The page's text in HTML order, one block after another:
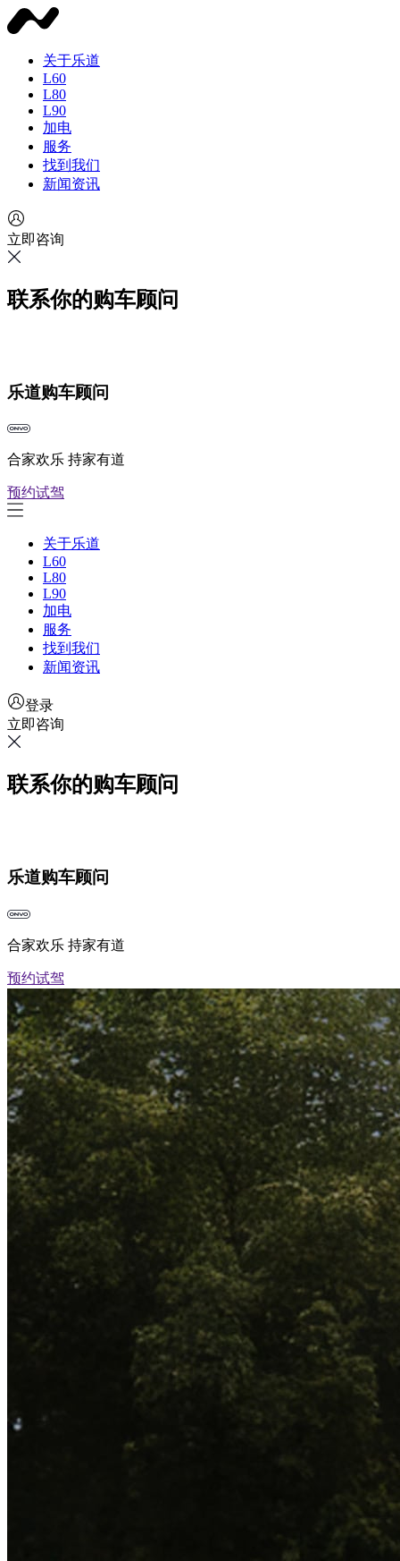
关于乐道
L60
L80
L90
加电
服务
找到我们
新闻资讯
立即咨询
联系你的购车顾问
乐道购车顾问
合家欢乐 持家有道
预约试驾
关于乐道
L60
L80
L90
加电
服务
找到我们
新闻资讯
登录
立即咨询
联系你的购车顾问
乐道购车顾问
合家欢乐 持家有道
预约试驾